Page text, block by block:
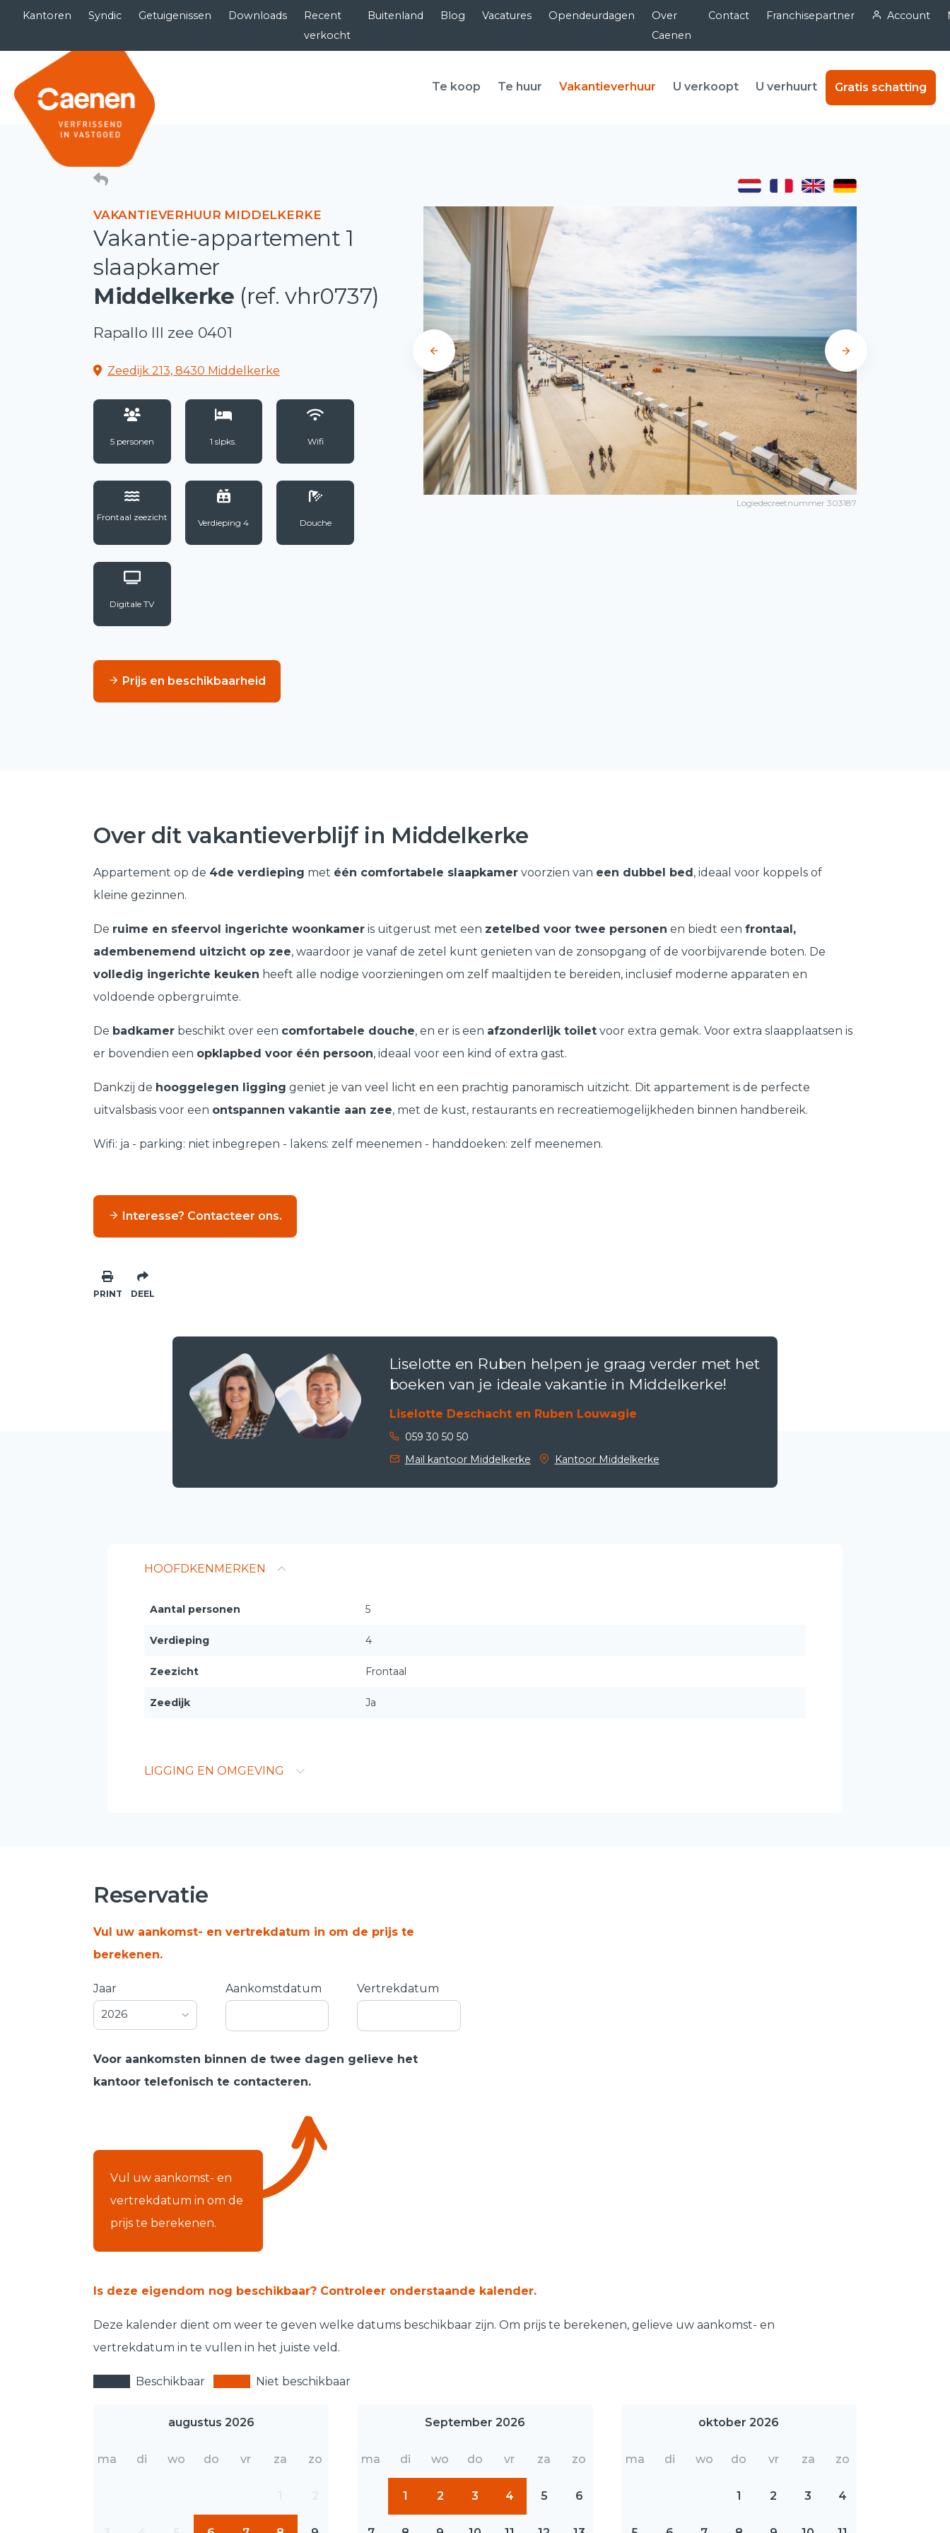
Kantoren Syndic Getuigenissen Downloads
Recent
verkocht
Buitenland Blog Vacatures Opendeurdagen
Over
Caenen
Contact Franchisepartner Account
Te koop Te huur Vakantieverhuur U verkoopt U verhuurt Gratis schatting
VAKANTIEVERHUUR MIDDELKERKE
Vakantie-appartement 1
slaapkamer
Middelkerke (ref. vhr0737)
Rapallo III zee 0401
Zeedijk 213, 8430 Middelkerke
5 personen 1 slpks. Wifi
Frontaal zeezicht
Verdieping 4 Douche
Digitale TV
Prijs en beschikbaarheid
Logiedecreetnummer 303187
Over dit vakantieverblijf in Middelkerke
Appartement op de 4de verdieping met één comfortabele slaapkamervoorzien van een dubbel bed, ideaal voor koppels of
kleine gezinnen.
De ruime en sfeervol ingerichte woonkameris uitgerust met een zetelbed voor twee personen en biedt een frontaal,
adembenemend uitzicht op zee, waardoor je vanaf de zetel kunt genieten van de zonsopgang of de voorbijvarende boten. De
volledig ingerichte keuken heeft alle nodige voorzieningen om zelf maaltijden te bereiden, inclusief moderne apparaten en
voldoende opbergruimte.
De badkamerbeschikt over een comfortabele douche, en er is een afzonderlijk toiletvoor extra gemak. Voor extra slaapplaatsen is
er bovendien een opklapbed voor één persoon, ideaal voor een kind of extra gast.
Dankzij de hooggelegen ligging geniet je van veel licht en een prachtig panoramisch uitzicht. Dit appartement is de perfecte
uitvalsbasis voor een ontspannen vakantie aan zee, met de kust, restaurants en recreatiemogelijkheden binnen handbereik.
Wifi: ja - parking: niet inbegrepen - lakens: zelf meenemen - handdoeken: zelf meenemen.
Interesse? Contacteer ons.
PRINT DEEL
Liselotte en Ruben helpen je graag verder met het
boeken van je ideale vakantie in Middelkerke!
Liselotte Deschacht en Ruben Louwagie
059 30 50 50
Mail kantoor Middelkerke
Kantoor Middelkerke
HOOFDKENMERKEN
Aantal personen 5
Verdieping 4
Zeezicht Frontaal
Zeedijk Ja
LIGGING EN OMGEVING
Reservatie
Vul uw aankomst- en vertrekdatum in om de prijs te
berekenen.
Jaar
2026
Aankomstdatum Vertrekdatum
Voor aankomsten binnen de twee dagen gelieve het
kantoor telefonisch te contacteren.
Vul uw aankomst- en
vertrekdatum in om de
prijs te berekenen.
Is deze eigendom nog beschikbaar? Controleer onderstaande kalender.
Deze kalender dient om weer te geven welke datums beschikbaar zijn. Om prijs te berekenen, gelieve uw aankomst- en
vertrekdatum in te vullen in het juiste veld.
Beschikbaar Niet beschikbaar
augustus 2026
ma di wo do vr za zo
September 2026
ma di wo do vr za zo
1 2 3 4 5 6
oktober 2026
ma di wo do vr za zo
1 2 3 4